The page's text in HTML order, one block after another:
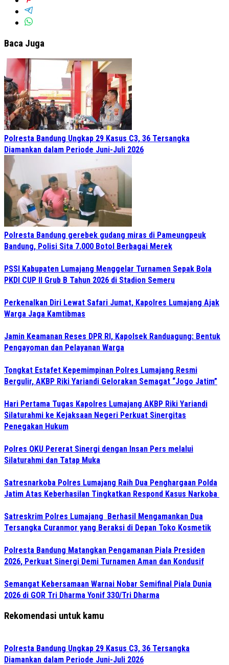
Baca Juga
Polresta Bandung Ungkap 29 Kasus C3, 36 Tersangka
Diamankan dalam Periode Juni-Juli 2026
Polresta Bandung gerebek gudang miras di Pameungpeuk
Bandung, Polisi Sita 7.000 Botol Berbagai Merek
PSSI Kabupaten Lumajang Menggelar Turnamen Sepak Bola
PKDI CUP II Grub B Tahun 2026 di Stadion Semeru
Perkenalkan Diri Lewat Safari Jumat, Kapolres Lumajang Ajak
Warga Jaga Kamtibmas
Jamin Keamanan Reses DPR RI, Kapolsek Randuagung: Bentuk
Pengayoman dan Pelayanan Warga
Tongkat Estafet Kepemimpinan Polres Lumajang Resmi
Bergulir, AKBP Riki Yariandi Gelorakan Semagat “Jogo Jatim”
Hari Pertama Tugas Kapolres Lumajang AKBP Riki Yariandi
Silaturahmi ke Kejaksaan Negeri Perkuat Sinergitas
Penegakan Hukum
Polres OKU Pererat Sinergi dengan Insan Pers melalui
Silaturahmi dan Tatap Muka
Satresnarkoba Polres Lumajang Raih Dua Penghargaan Polda
Jatim Atas Keberhasilan Tingkatkan Respond Kasus Narkoba
Satreskrim Polres Lumajang Berhasil Mengamankan Dua
Tersangka Curanmor yang Beraksi di Depan Toko Kosmetik
Polresta Bandung Matangkan Pengamanan Piala Presiden
2026, Perkuat Sinergi Demi Turnamen Aman dan Kondusif
Semangat Kebersamaan Warnai Nobar Semifinal Piala Dunia
2026 di GOR Tri Dharma Yonif 330/Tri Dharma
Rekomendasi untuk kamu
Polresta Bandung Ungkap 29 Kasus C3, 36 Tersangka
Diamankan dalam Periode Juni-Juli 2026